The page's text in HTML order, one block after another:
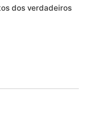
dos verdadeiros